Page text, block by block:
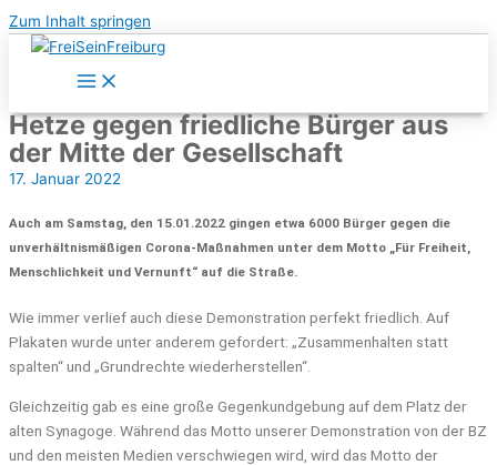
Zum Inhalt springen
Hetze gegen friedliche Bürger aus
der Mitte der Gesellschaft
17. Januar 2022
Auch am Samstag, den 15.01.2022 gingen etwa 6000 Bürger gegen die
unverhältnismäßigen Corona-Maßnahmen unter dem Motto „Für Freiheit,
Menschlichkeit und Vernunft“ auf die Straße.
Wie immer verlief auch diese Demonstration perfekt friedlich. Auf
Plakaten wurde unter anderem gefordert: „Zusammenhalten statt
spalten“ und „Grundrechte wiederherstellen“.
Gleichzeitig gab es eine große Gegenkundgebung auf dem Platz der
alten Synagoge. Während das Motto unserer Demonstration von der BZ
und den meisten Medien verschwiegen wird, wird das Motto der